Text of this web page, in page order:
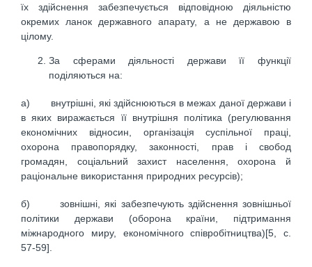
їх здійснення забезпечується відповідною діяльністю
окремих ланок державного апарату, а не державою в
цілому.
За сферами діяльності держави її функції
поділяються на:
а) внутрішні, які здійснюються в межах даної держави і
в яких виражається її внутрішня політика (регулювання
економічних відносин, організація суспільної праці,
охорона правопорядку, законності, прав і свобод
громадян, соціальний захист населення, охорона й
раціональне використання природних ресурсів);
б) зовнішні, які забезпечують здійснення зовнішньої
політики держави (оборона країни, підтримання
міжнародного миру, економічного співробітництва)[5, c.
57-59].